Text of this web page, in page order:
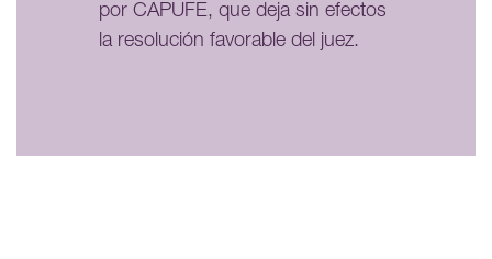
por CAPUFE, que deja sin efectos
la resolución favorable del juez.